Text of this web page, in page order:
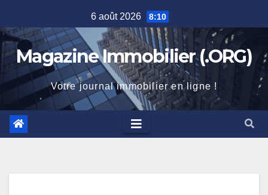
to
content
6 août 2026 8:10
Magazine Immobilier (.ORG)
Votre journal immobilier en ligne !